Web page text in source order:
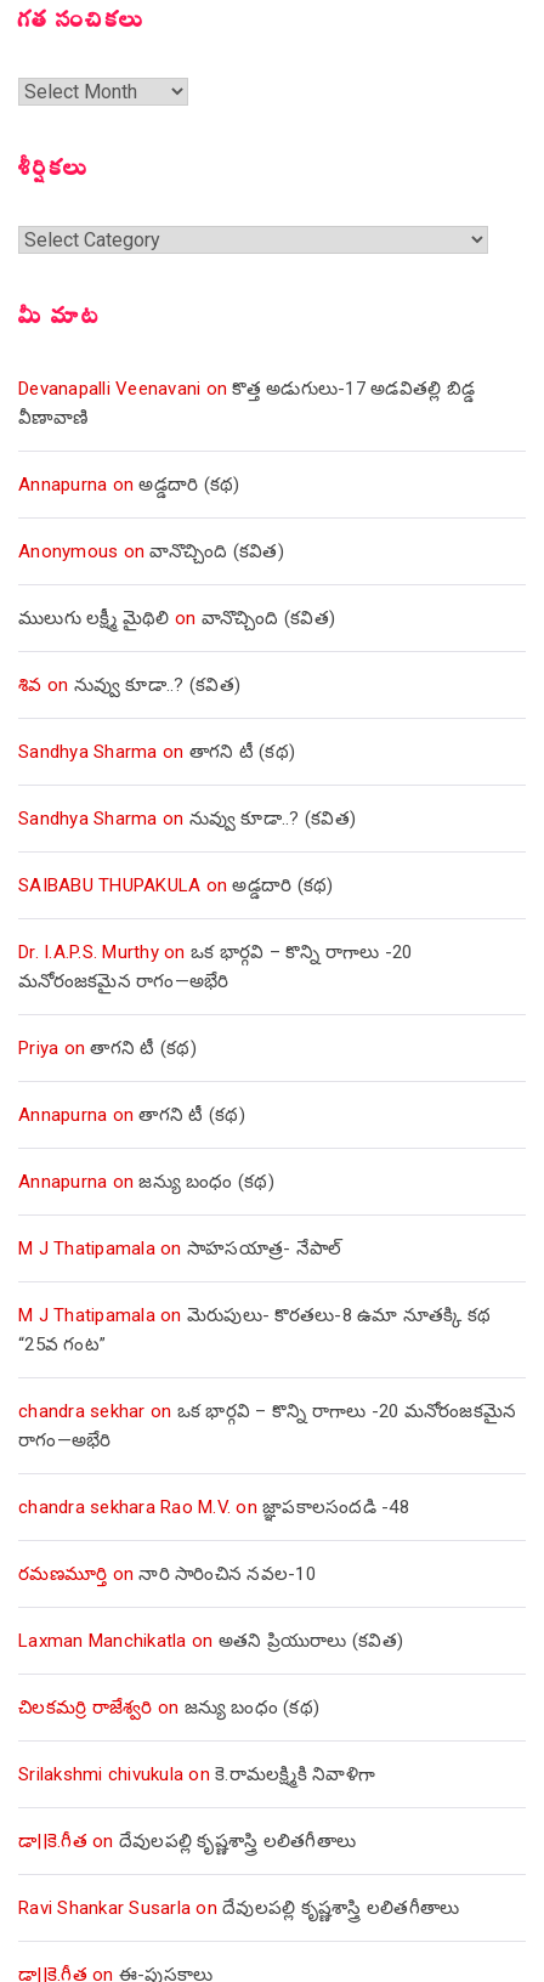
గత సంచికలు
గత
శీర్షికలు
శీర్షికలు
మీ మాట
Devanapalli Veenavani onకొత్త అడుగులు-17 అడవితల్లి బిడ్డ
వీణావాణి
Annapurna onఅడ్డదారి (కథ)
Anonymous onవానొచ్చింది (కవిత)
ములుగు లక్ష్మీ మైథిలి on వానొచ్చింది (కవిత)
శివ on నువ్వు కూడా..? (కవిత)
Sandhya Sharma on తాగని టీ (కథ)
Sandhya Sharma on నువ్వు కూడా..? (కవిత)
SAIBABU THUPAKULA onఅడ్డదారి (కథ)
Dr. I.A.P.S. Murthyon ఒక భార్గవి – కొన్ని రాగాలు -20
మనోరంజకమైన రాగం—అభేరి
Priya onతాగని టీ (కథ)
Annapurna onతాగని టీ (కథ)
Annapurna onజన్యు బంధం (కథ)
M J Thatipamalaon సాహసయాత్ర- నేపాల్‌
M J Thatipamalaon మెరుపులు- కొరతలు-8 ఉమా నూతక్కి కథ
“25వ గంట”
chandra sekhar on ఒక భార్గవి – కొన్ని రాగాలు -20 మనోరంజకమైన
రాగం—అభేరి
chandra sekhara Rao M.V. on జ్ఞాపకాలసందడి -48
రమణమూర్తి onనారి సారించిన నవల-10
Laxman Manchikatla on అతని ప్రియురాలు (కవిత)
చిలకమర్రి రాజేశ్వరి on జన్యు బంధం (కథ)
Srilakshmi chivukula on కె.రామలక్ష్మికి నివాళిగా
డా||కె.గీత on దేవులపల్లి కృష్ణశాస్త్రి లలితగీతాలు
Ravi Shankar Susarla on దేవులపల్లి కృష్ణశాస్త్రి లలితగీతాలు
డా||కె.గీత on ఈ-పుస్తకాలు